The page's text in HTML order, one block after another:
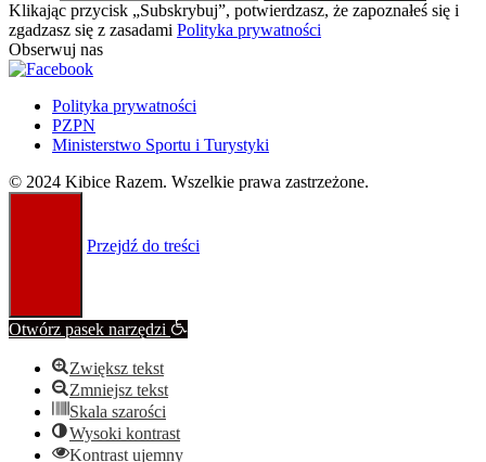
Klikając przycisk „Subskrybuj”, potwierdzasz, że zapoznałeś się i
zgadzasz się z zasadami Polityka prywatności
Obserwuj nas
Polityka prywatności
PZPN
Ministerstwo Sportu i Turystyki
© 2024 Kibice Razem. Wszelkie prawa zastrzeżone.
Przejdź do treści
Otwórz pasek narzędzi
Zwiększ tekst
Zmniejsz tekst
Skala szarości
Wysoki kontrast
Kontrast ujemny